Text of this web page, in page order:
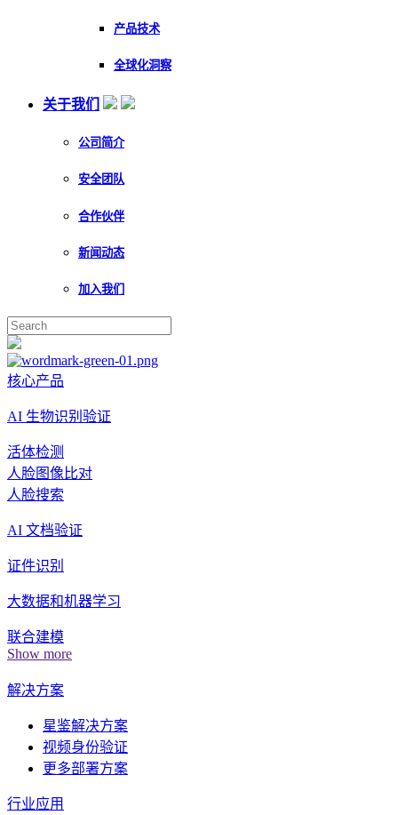
产品技术
全球化洞察
关于我们
公司简介
安全团队
合作伙伴
新闻动态
加入我们
核心产品
AI 生物识别验证
活体检测
人脸图像比对
人脸搜索
AI 文档验证
证件识别
大数据和机器学习
联合建模
Show more
解决方案
星鉴解决方案
视频身份验证
更多部署方案
行业应用